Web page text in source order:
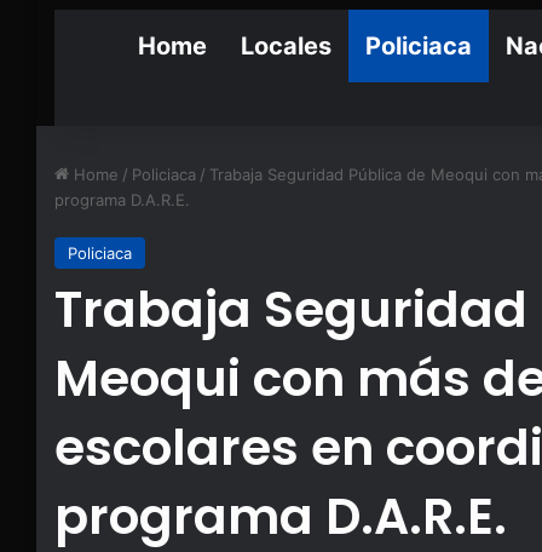
Home Locales Policiaca
Home / Policiaca / Trabaja Seguridad Pública de Meoqui con
programa D.A.R.E.
Policiaca
Trabaja
Meoqui con más
escolares en
programa D.A.R.E.